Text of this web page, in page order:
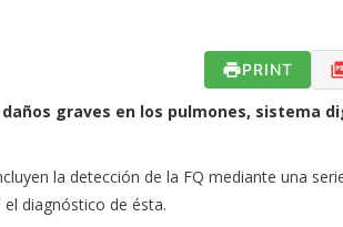
PRINT
graves en los pulmones, sistema
la detección de la FQ mediante una
diagnóstico de ésta.